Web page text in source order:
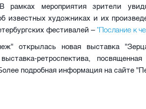
В рамках мероприятия зрители
известных художниках и их
фестивалей –"Послание к
открылась новая выставка
ретроспектива,
подробная информация на сайте